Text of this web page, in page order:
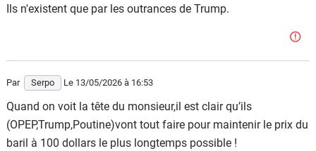
l'Université Duke a d'ailleurs conclu qu'environ 27 % des
présidents américains (de 1776 à 1974) ont souffert d'une
Dire que les USA interdisent la bombe atomique à l'Iran
alors que leurs propres présidents successifs ont souvent
des troubles mentaux... C'est l'Obamacare qui se moque
Ils n'existent que par les outrances de Trump.
Par Serpo Le 13/05/2026 à 16:53
Quand on voit la tête du monsieur,il est clair qu’ils
(OPEP,Trump,Poutine)vont tout faire pour maintenir le prix du
baril à 100 dollars le plus longtemps possible !